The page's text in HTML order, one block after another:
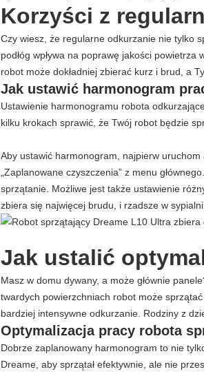
Korzyści z
Czy wiesz, że regularne odkurzanie nie tylko
podłóg wpływa na poprawę jakości
robot może dokładniej zbierać kurz i brud, a
Jak ustawić harmonogram
Ustawienie harmonogramu robota
kilku krokach sprawić, że Twój robot będzie
Aby ustawić harmonogram, najpierw
„Zaplanowane czyszczenia” z menu
sprzątanie. Możliwe jest także ustawienie
zbiera się najwięcej brudu, i rzadsze w sypialni.
Jak ustalić
Masz w domu dywany, a może głównie
twardych powierzchniach robot może
bardziej intensywne odkurzanie. Rodziny z
Optymalizacja pracy robota
Dobrze zaplanowany harmonogram to nie
Dreame, aby sprzątał efektywnie, ale nie